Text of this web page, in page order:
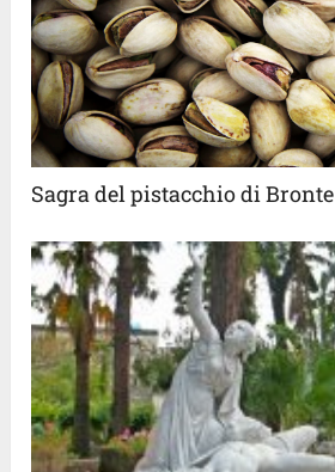
Sagra del pistacchio di Bronte